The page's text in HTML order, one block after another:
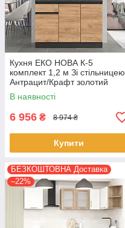
Кухня ЕКО НОВА К-5
комплект 1,2 м Зі стільницею
Антрацит/Крафт золотий
В наявності
6 956 ₴ 8 974 ₴
Купити
БЕЗКОШТОВНА Доставка
–22%